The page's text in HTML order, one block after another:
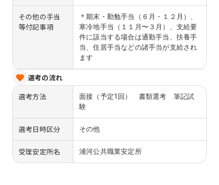
その他の手当
等付記事項
＊期末・勤勉手当（６月・１２月）、
寒冷地手当（１１月〜３月）、支給要
件に該当する場合は通勤手当、扶養手
当、住居手当などの諸手当が支給され
ます
選考の流れ
選考方法
面接（予定1回） 書類選考 筆記試
験
選考日時区分 その他
受理安定所名 浦河公共職業安定所